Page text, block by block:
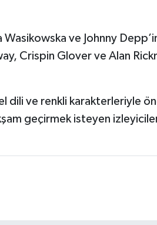
ve Johnny
Crispin Glover ve Alan
dili ve renkli karakterleriyle
geçirmek isteyen